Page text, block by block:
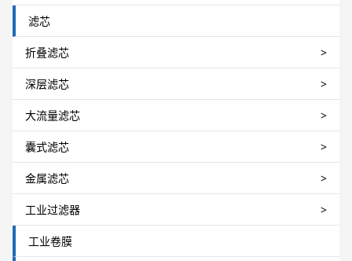
滤芯
折叠滤芯 >
深层滤芯 >
大流量滤芯 >
囊式滤芯 >
金属滤芯 >
工业过滤器 >
工业卷膜